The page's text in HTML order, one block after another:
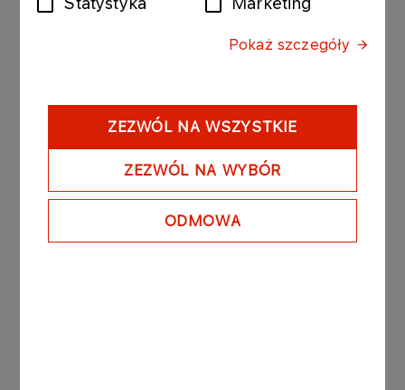
Pokaż szczegóły
ZEZWÓL NA WSZYSTKIE
ZEZWÓL NA WYBÓR
ODMOWA
raportów wyróżnionych w poszczególnych
krajach przeszło do etapu regionalnego, w
ramach którego najlepszych 5 stanęło w szranki o
najlepszy raport zintegrowany.
Nagroda Green Frog Award (GFA) została po raz
pierwszy przyznana w 2000 r. na Węgrzech i
kolejno obejmowała inne kraje Europy Środkowej
(Bałkany dołączyły w 2009 r., Czechy w 2012 r. i
kraje bałtyckie w 2013 r.). W 2017 r. konkurs został